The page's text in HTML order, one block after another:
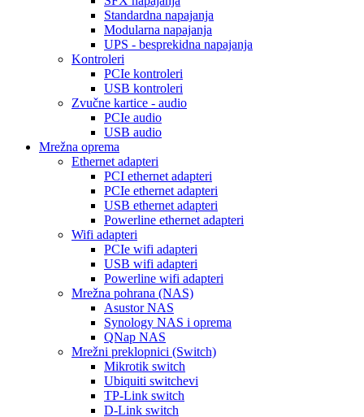
Standardna napajanja
Modularna napajanja
UPS - besprekidna napajanja
Kontroleri
PCIe kontroleri
USB kontroleri
Zvučne kartice - audio
PCIe audio
USB audio
Mrežna oprema
Ethernet adapteri
PCI ethernet adapteri
PCIe ethernet adapteri
USB ethernet adapteri
Powerline ethernet adapteri
Wifi adapteri
PCIe wifi adapteri
USB wifi adapteri
Powerline wifi adapteri
Mrežna pohrana (NAS)
Asustor NAS
Synology NAS i oprema
QNap NAS
Mrežni preklopnici (Switch)
Mikrotik switch
Ubiquiti switchevi
TP-Link switch
D-Link switch